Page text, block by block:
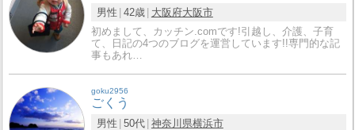
男性 42歳 大阪府大阪市
初めまして、カッチン.comです!引越し、介護、子育
て、日記の4つのブログを運営しています!!専門的な記
事もあれ…
goku2956
ごくう
男性 50代 神奈川県横浜市